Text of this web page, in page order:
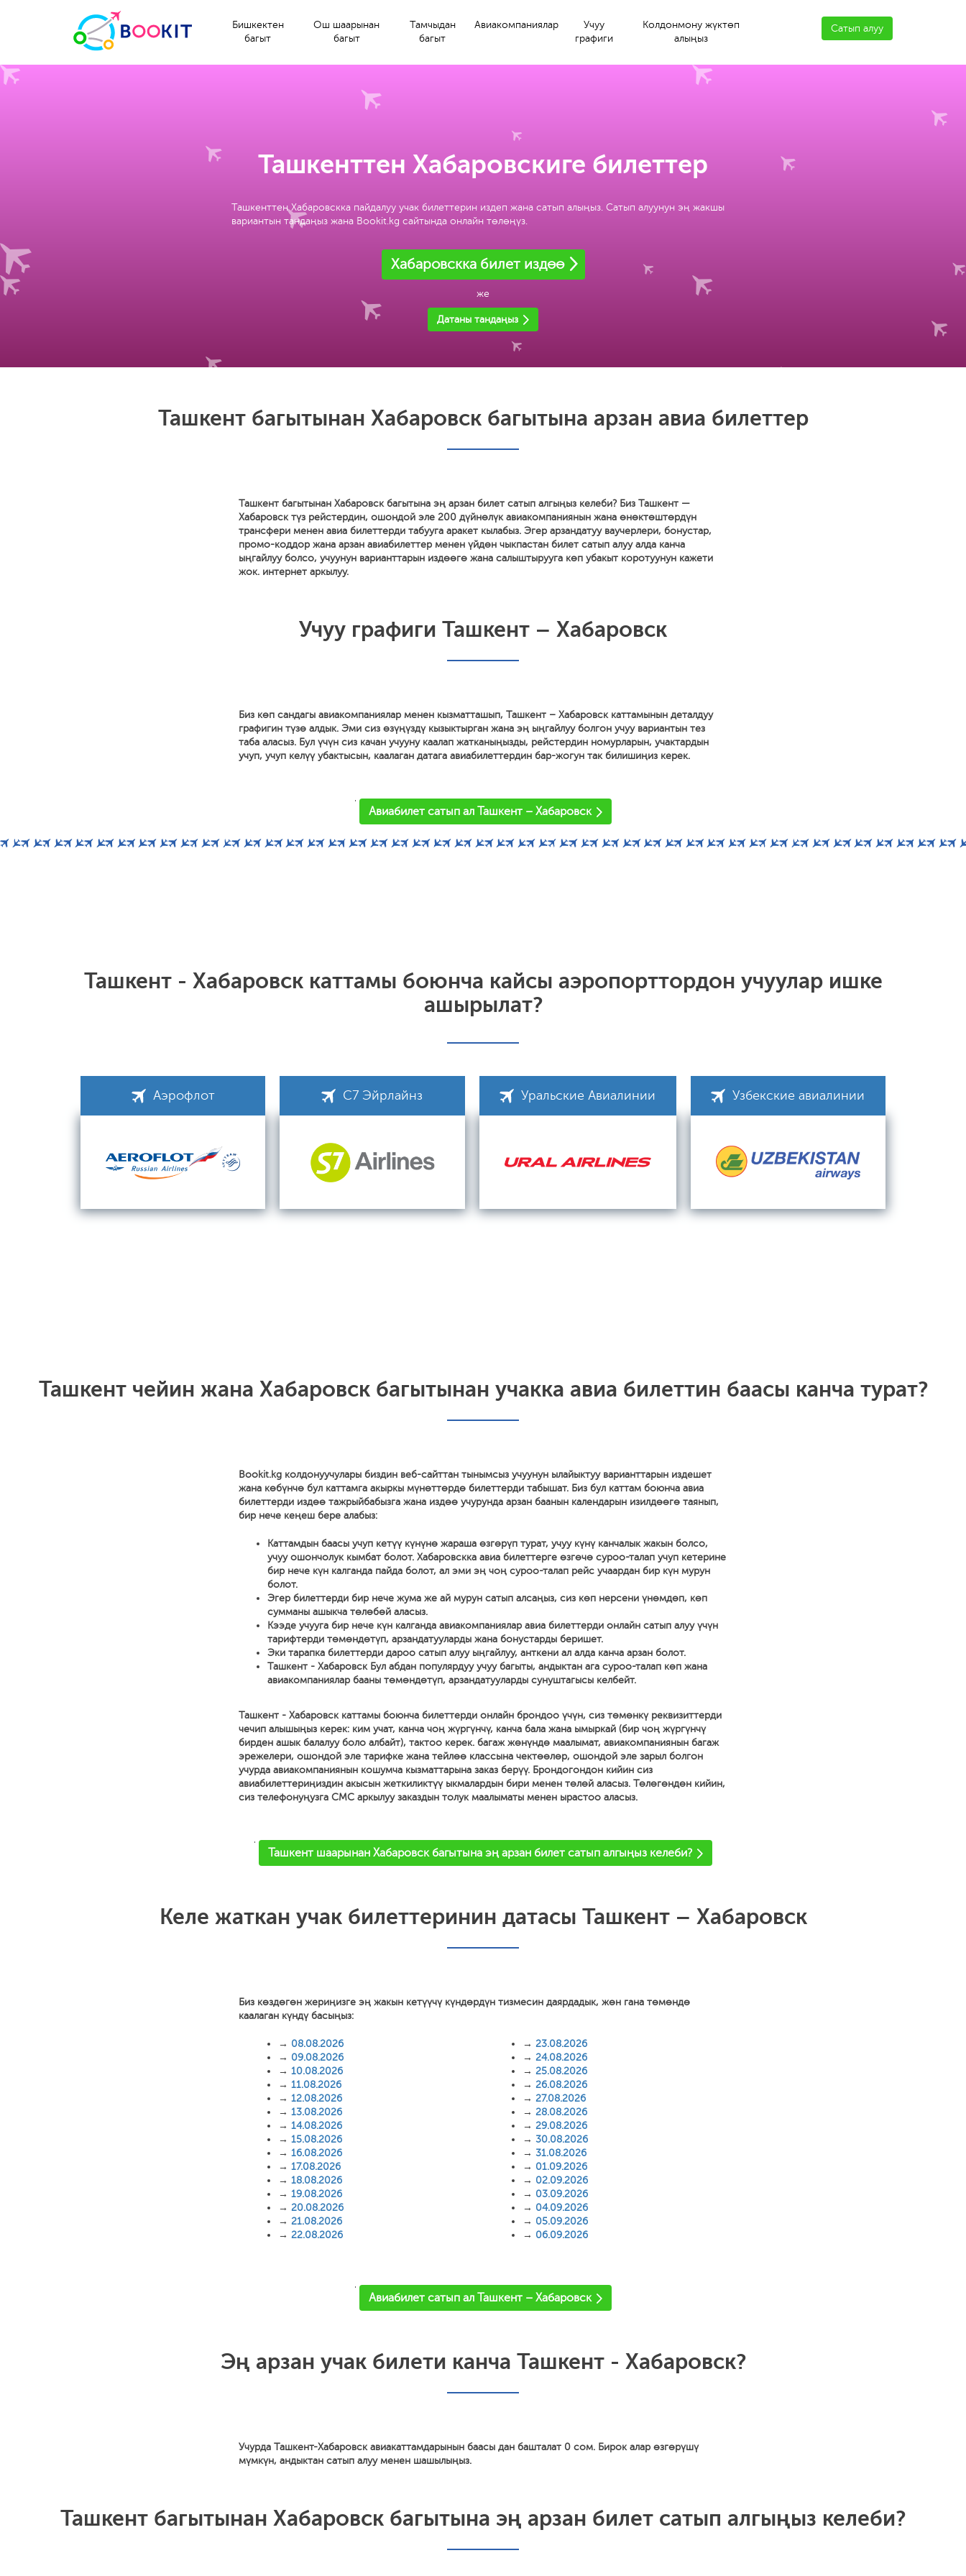
Бишкектен
багыт
Ош шаарынан
багыт
Тамчыдан
багыт
Авиакомпаниялар
Учуу
графиги
Колдонмону жүктөп
алыңыз
Сатып алуу
Ташкенттен Хабаровскиге билеттер
Ташкенттен Хабаровскка пайдалуу учак билеттерин издеп жана сатып алыңыз. Сатып алуунун эң жакшы
вариантын тандаңыз жана Bookit.kg сайтында онлайн төлөңүз.
Хабаровскка билет издөө
же
Датаны тандаңыз
Ташкент багытынан Хабаровск багытына арзан авиа билеттер
Ташкент багытынан Хабаровск багытына эң арзан билет сатып алгыңыз келеби? Биз Ташкент —
Хабаровск түз рейстердин, ошондой эле 200 дүйнөлүк авиакомпаниянын жана өнөктөштөрдүн
трансфери менен авиа билеттерди табууга аракет кылабыз. Эгер арзандатуу ваучерлери, бонустар,
промо-коддор жана арзан авиабилеттер менен үйдөн чыкпастан билет сатып алуу алда канча
ыңгайлуу болсо, учуунун варианттарын издөөгө жана салыштырууга көп убакыт коротуунун кажети
жок. интернет аркылуу.
Учуу графиги Ташкент – Хабаровск
Биз көп сандагы авиакомпаниялар менен кызматташып, Ташкент – Хабаровск каттамынын деталдуу
графигин түзө алдык. Эми сиз өзүңүздү кызыктырган жана эң ыңгайлуу болгон учуу вариантын тез
таба аласыз. Бул үчүн сиз качан учууну каалап жатканыңызды, рейстердин номурларын, учактардын
учуп, учуп келүү убактысын, каалаган датага авиабилеттердин бар-жогун так билишиңиз керек.
'
Авиабилет сатып ал Ташкент – Хабаровск
Ташкент - Хабаровск каттамы боюнча кайсы аэропорттордон учуулар ишке
ашырылат?
Аэрофлот С7 Эйрлайнз Уральские Авиалинии Узбекские авиалинии
Ташкент чейин жана Хабаровск багытынан учакка авиа билеттин баасы канча турат?
Bookit.kg колдонуучулары биздин веб-сайттан тынымсыз учуунун ылайыктуу варианттарын издешет
жана көбүнчө бул каттамга акыркы мүнөттөрдө билеттерди табышат. Биз бул каттам боюнча авиа
билеттерди издөө тажрыйбабызга жана издөө учурунда арзан баанын календарын изилдөөгө таянып,
бир нече кеңеш бере алабыз:
Каттамдын баасы учуп кетүү күнүнө жараша өзгөрүп турат, учуу күнү канчалык жакын болсо,
учуу ошончолук кымбат болот. Хабаровскка авиа билеттерге өзгөчө суроо-талап учуп кетерине
бир нече күн калганда пайда болот, ал эми эң чоң суроо-талап рейс учаардан бир күн мурун
болот.
Эгер билеттерди бир нече жума же ай мурун сатып алсаңыз, сиз көп нерсени үнөмдөп, көп
сумманы ашыкча төлөбөй аласыз.
Кээде учууга бир нече күн калганда авиакомпаниялар авиа билеттерди онлайн сатып алуу үчүн
тарифтерди төмөндөтүп, арзандатууларды жана бонустарды беришет.
Эки тарапка билеттерди дароо сатып алуу ыңгайлуу, анткени ал алда канча арзан болот.
Ташкент - Хабаровск Бул абдан популярдуу учуу багыты, андыктан ага суроо-талап көп жана
авиакомпаниялар бааны төмөндөтүп, арзандатууларды сунуштагысы келбейт.
Ташкент - Хабаровск каттамы боюнча билеттерди онлайн брондоо үчүн, сиз төмөнкү реквизиттерди
чечип алышыңыз керек: ким учат, канча чоң жүргүнчү, канча бала жана ымыркай (бир чоң жүргүнчү
бирден ашык балалуу боло албайт), тактоо керек. багаж жөнүндө маалымат, авиакомпаниянын багаж
эрежелери, ошондой эле тарифке жана тейлөө классына чектөөлөр, ошондой эле зарыл болгон
учурда авиакомпаниянын кошумча кызматтарына заказ берүү. Брондогондон кийин сиз
авиабилеттериңиздин акысын жеткиликтүү ыкмалардын бири менен төлөй аласыз. Төлөгөндөн кийин,
сиз телефонуңузга СМС аркылуу заказдын толук маалыматы менен ырастоо аласыз.
'
Ташкент шаарынан Хабаровск багытына эң арзан билет сатып алгыңыз келеби?
Келе жаткан учак билеттеринин датасы Ташкент – Хабаровск
Биз көздөгөн жериңизге эң жакын кетүүчү күндөрдүн тизмесин даярдадык, жөн гана төмөндө
каалаган күндү басыңыз:
→ 08.08.2026
→ 09.08.2026
→ 10.08.2026
→ 11.08.2026
→ 12.08.2026
→ 13.08.2026
→ 14.08.2026
→ 15.08.2026
→ 16.08.2026
→ 17.08.2026
→ 18.08.2026
→ 19.08.2026
→ 20.08.2026
→ 21.08.2026
→ 22.08.2026
→ 23.08.2026
→ 24.08.2026
→ 25.08.2026
→ 26.08.2026
→ 27.08.2026
→ 28.08.2026
→ 29.08.2026
→ 30.08.2026
→ 31.08.2026
→ 01.09.2026
→ 02.09.2026
→ 03.09.2026
→ 04.09.2026
→ 05.09.2026
→ 06.09.2026
'
Авиабилет сатып ал Ташкент – Хабаровск
Эң арзан учак билети канча Ташкент - Хабаровск?
Учурда Ташкент-Хабаровск авиакаттамдарынын баасы дан башталат 0 сом. Бирок алар өзгөрүшү
мүмкүн, андыктан сатып алуу менен шашылыңыз.
Ташкент багытынан Хабаровск багытына эң арзан билет сатып алгыңыз келеби?